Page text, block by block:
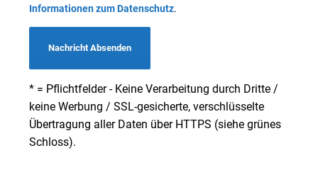
Informationen zum Datenschutz.
Nachricht Absenden
* = Pflichtfelder - Keine Verarbeitung durch Dritte /
keine Werbung / SSL-gesicherte, verschlüsselte
Übertragung aller Daten über HTTPS (siehe grünes
Schloss).